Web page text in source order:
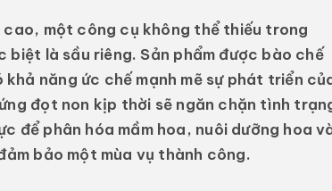
một công cụ không thể thiếu trong
là sầu riêng. Sản phẩm được bào chế
năng ức chế mạnh mẽ sự phát triển
đọt non kịp thời sẽ ngăn chặn tình
để phân hóa mầm hoa, nuôi dưỡng hoa
bảo một mùa vụ thành công.